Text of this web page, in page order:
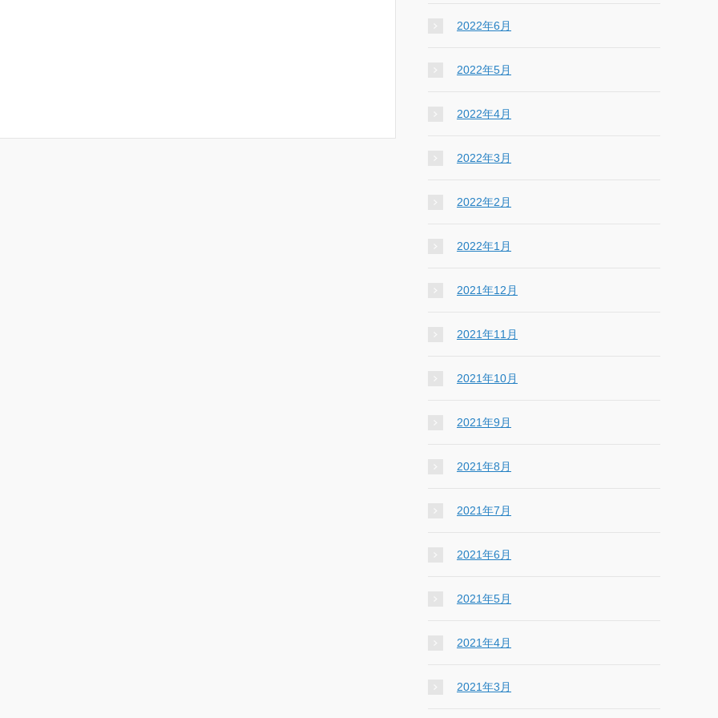
2022年6月
2022年5月
2022年4月
2022年3月
2022年2月
2022年1月
2021年12月
2021年11月
2021年10月
2021年9月
2021年8月
2021年7月
2021年6月
2021年5月
2021年4月
2021年3月